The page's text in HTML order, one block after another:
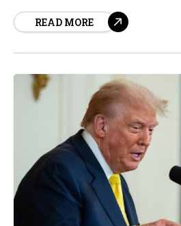
se llevaría a cabo este martes. Sin
READ MORE